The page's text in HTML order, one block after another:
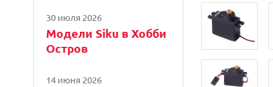
30 июля 2026
Модели Siku в Хобби
Остров
14 июня 2026